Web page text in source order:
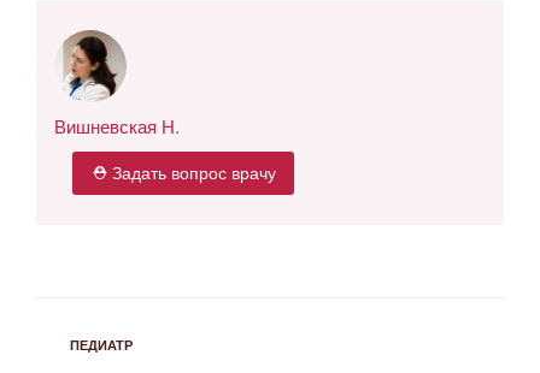
Вишневская Н.
⛑ Задать вопрос врачу
РУБРИКИ
ПЕДИАТР